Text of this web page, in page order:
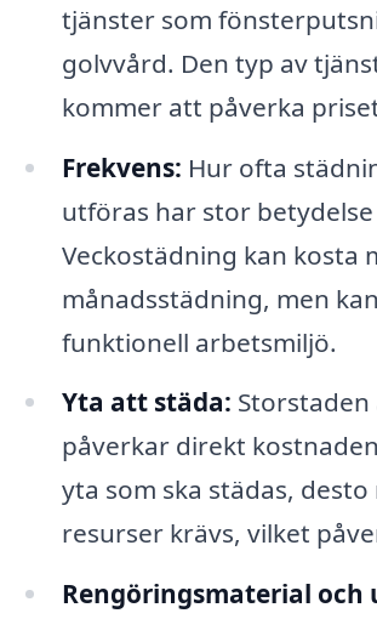
tjänster som
golvvård. Den typ av
kommer att påverka
Frekvens: Hur ofta
utföras har stor
Veckostädning kan kosta
månadsstädning, men
funktionell arbetsmiljö.
Yta att städa: Storstaden
påverkar direkt
yta som ska städas,
resurser krävs, vilket
Rengöringsmaterial